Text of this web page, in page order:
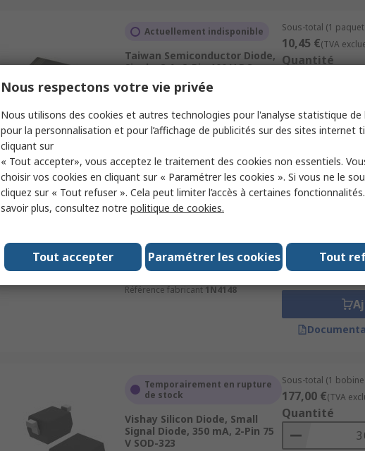
Actuellement indisponible
Taiwan Semiconductor Diode,
Single, 3 A, 2-Pin 100 V DO-
214AB (SMC) RS3B
Référence fabricantRS3B
Sous-total (1
10,45 €(TVA
Quantité
En stock
Junction, Single, 400 mA, 2-Pin
100 V DO-35 1N4148
Référence fabricant 1N4148
Temporairement en rupture
de stock
Vishay Silicon Diode, Small
Signal Diode, 350 mA, 2-Pin 75
V SOD-323
Sous-total (1
177,00 €(TVA
Quantité
Nous respectons votre vie privée
Nous utilisons des cookies et autres technologies pour l'analyse statistique
pour la personnalisation et pour l’affichage de publicités sur des sites internet
cliquant sur
« Tout accepter», vous acceptez le traitement des cookies non essentiels.
choisir vos cookies en cliquant sur « Paramétrer les cookies ». Si vous ne le
cliquez sur « Tout refuser ». Cela peut limiter l’accès à certaines
savoir plus, consultez notre politique de cookies.
Tout accepter Paramétrer les cookies Tout